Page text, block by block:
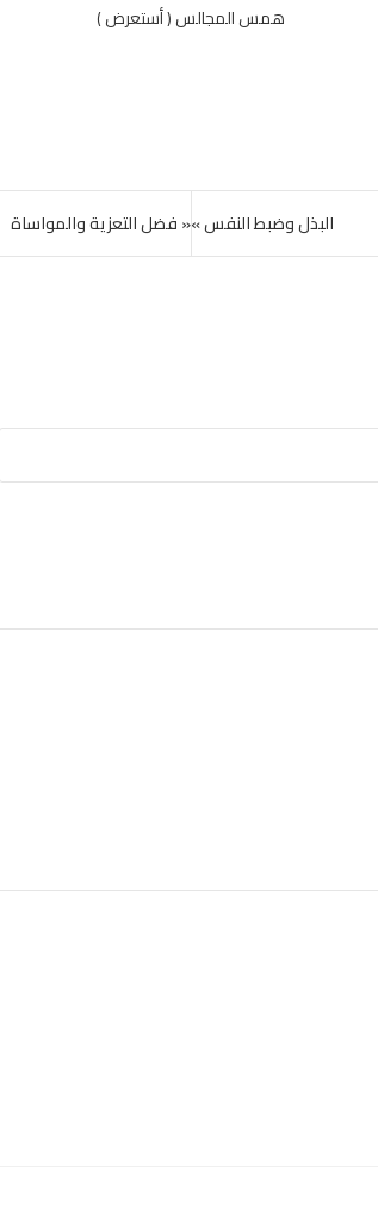
همس المجالس ( أستعرض )
« فضل التعزية والمواساةالبذل وضبط النفس »